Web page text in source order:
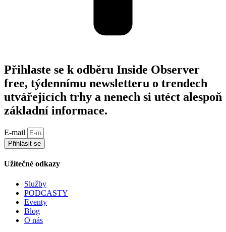
Přihlaste se k odběru Inside Observer
free, týdennímu newsletteru o trendech
utvářejících trhy a nenech si utéct alespoň
základní informace.
E-mail
Přihlásit se
Užitečné odkazy
Služby
PODCASTY
Eventy
Blog
O nás